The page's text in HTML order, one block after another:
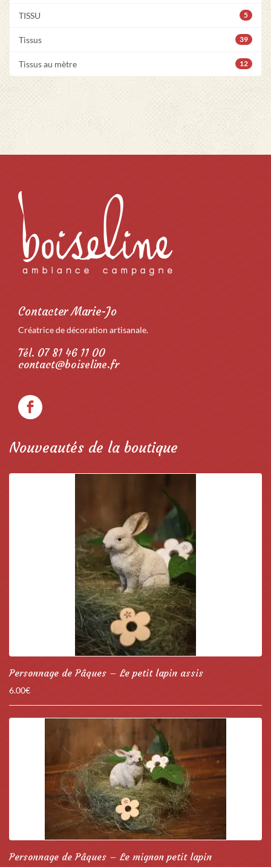
TISSU 5
Tissus 39
Tissus au mètre 12
Contacter Marie-Jo
Créatrice de décoration artisanale.
Tél. 07 81 46 11 00
contact@boiseline.fr
Nouveautés de la boutique
Personnage de Pâques – Le petit lapin assis
6.00€
Personnage de Pâques – Le mignon petit lapin